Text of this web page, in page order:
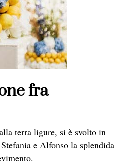
fra
terra ligure, si è svolto in
e Alfonso la splendida